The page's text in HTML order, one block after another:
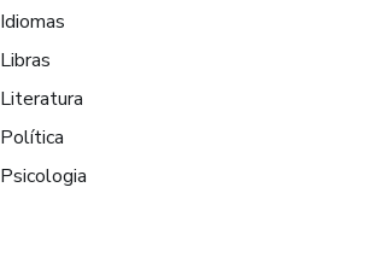
Idiomas
Libras
Literatura
Política
Psicologia